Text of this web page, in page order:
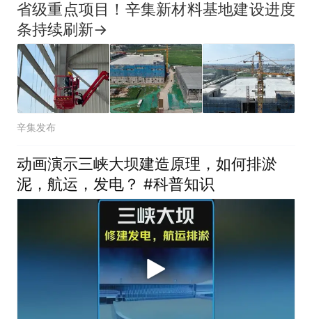
省级重点项目！辛集新材料基地建设进度
条持续刷新→
辛集发布
动画演示三峡大坝建造原理，如何排淤
泥，航运，发电？ #科普知识